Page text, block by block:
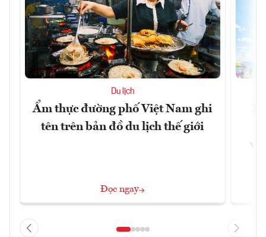
Du lịch
Ẩm thực đường phố Việt Nam ghi
tên trên bản đồ du lịch thế giới
Đọc ngay